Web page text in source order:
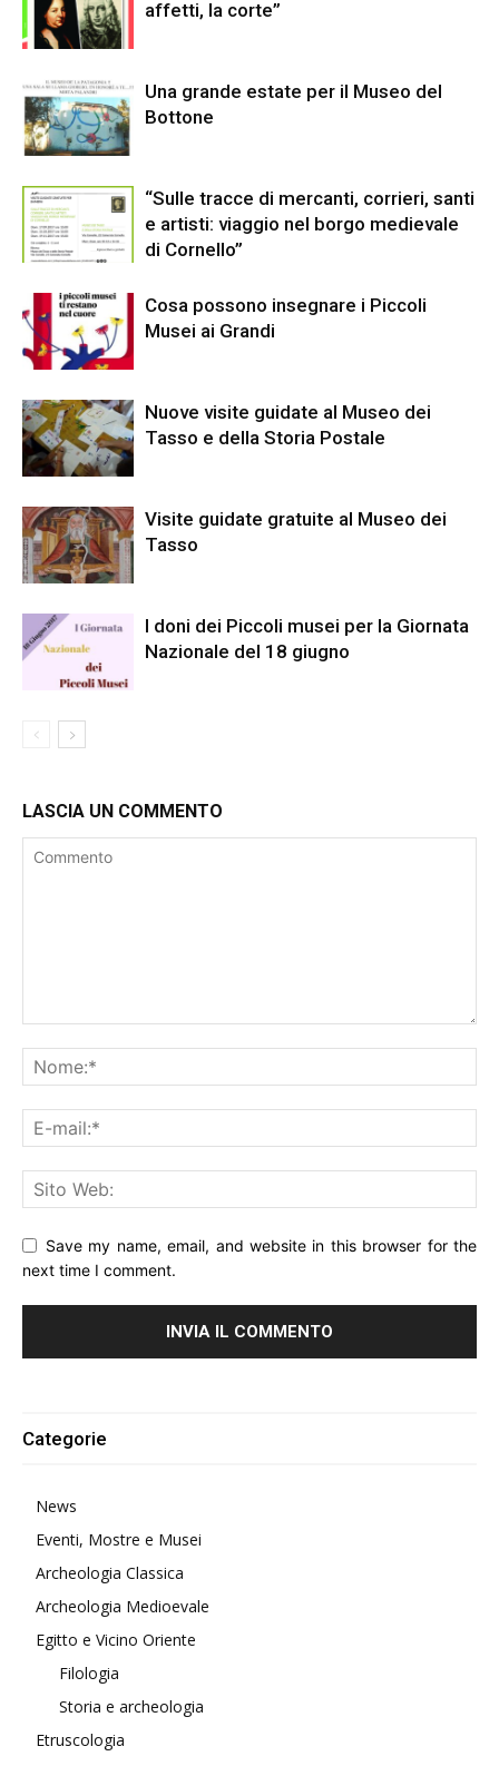
affetti, la corte”
Una grande estate per il Museo del
Bottone
“Sulle tracce di mercanti, corrieri, santi
e artisti: viaggio nel borgo medievale
di Cornello”
Cosa possono insegnare i Piccoli
Musei ai Grandi
Nuove visite guidate al Museo dei
Tasso e della Storia Postale
Visite guidate gratuite al Museo dei
Tasso
I doni dei Piccoli musei per la Giornata
Nazionale del 18 giugno
LASCIA UN COMMENTO
Save my name, email, and website in this browser for the
next time I comment.
Categorie
News
Eventi, Mostre e Musei
Archeologia Classica
Archeologia Medioevale
Egitto e Vicino Oriente
Filologia
Storia e archeologia
Etruscologia